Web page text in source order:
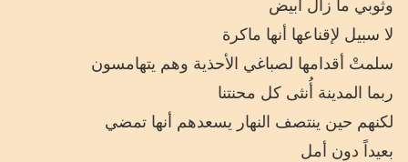
لا سبيل لإقناعها أنها ماكرة
سلمتْ أقدامها لصباغي الأحذية وهم يتهامسون
ربما المدينة أُنثى كل محنتنا
لكنهم حين ينتصف النهار يسعدهم أنها تمضي
بعيداً دون أمل